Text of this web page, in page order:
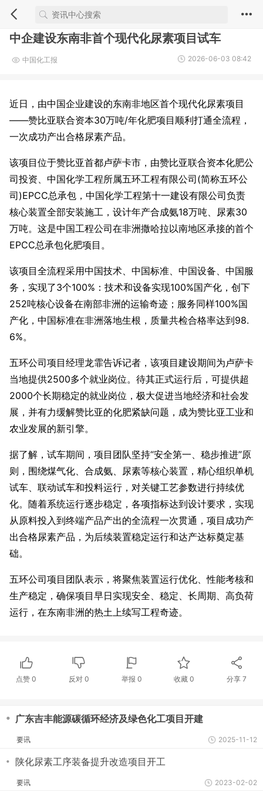
中企建设东南非首个现代化尿素项目试车
中国化工报 2026-06-03 08:42
近日，由中国企业建设的东南非地区首个现代化尿素项目
——赞比亚联合资本30万吨/年化肥项目顺利打通全流程，
一次成功产出合格尿素产品。
该项目位于赞比亚首都卢萨卡市，由赞比亚联合资本化肥公
司投资、中国化学工程所属五环工程有限公司(简称五环公
司)EPCC总承包，中国化学工程第十一建设有限公司负责
核心装置全部安装施工，设计年产合成氨18万吨、尿素30
万吨。这是中国工程公司在非洲撒哈拉以南地区承接的首个
EPCC总承包化肥项目。
该项目全流程采用中国技术、中国标准、中国设备、中国服
务，实现了3个100%：技术和设备实现100%国产化，创下
252吨核心设备在南部非洲的运输奇迹；服务同样100%国
产化，中国标准在非洲落地生根，质量共检合格率达到98.
6%。
五环公司项目经理龙霏告诉记者，该项目建设期间为卢萨卡
当地提供2500多个就业岗位。待其正式运行后，可提供超
2000个长期稳定的就业岗位，极大促进当地经济和社会发
展，并有力缓解赞比亚的化肥紧缺问题，成为赞比亚工业和
农业发展的新引擎。
据了解，试车期间，项目团队坚持“安全第一、稳步推进”原
则，围绕煤气化、合成氨、尿素等核心装置，精心组织单机
试车、联动试车和投料运行，对关键工艺参数进行持续优
化。随着系统运行逐步稳定，各项指标达到设计要求，实现
从原料投入到终端产品产出的全流程一次贯通，项目成功产
出合格尿素产品，为后续装置稳定运行和达产达标奠定基
础。
五环公司项目团队表示，将聚焦装置运行优化、性能考核和
生产稳定，确保项目早日实现安全、稳定、长周期、高负荷
运行，在东南非洲的热土上续写工程奇迹。
点赞0 反对 0 举报 0 收藏 0 分享7
・ 广东吉丰能源碳循环经济及绿色化工项目开建
要讯 2025-11-12
・ 陕化尿素工序装备提升改造项目开工
要讯 2023-02-02